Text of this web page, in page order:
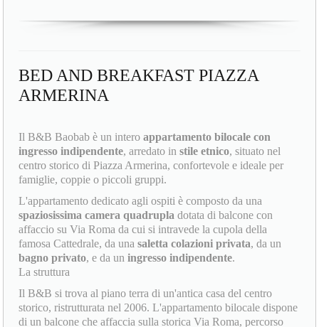
BED AND BREAKFAST PIAZZA
ARMERINA
Il B&B Baobab è un interoappartamento bilocale con
ingresso indipendente, arredato instile etnico, situato nel
centro storico di Piazza Armerina, confortevole e ideale per
famiglie, coppie o piccoli gruppi.
L'appartamento dedicato agli ospiti è composto da una
spaziosissima camera quadrupla dotata di balcone con
affaccio su Via Roma da cui si intravede la cupola della
famosa Cattedrale, da unasaletta colazioni privata, da un
bagno privato, e da uningresso indipendente.
La struttura
Il B&B si trova al piano terra di un'antica casa del centro
storico, ristrutturata nel 2006. L'appartamento bilocale dispone
di un balcone che affaccia sulla storica Via Roma, percorso